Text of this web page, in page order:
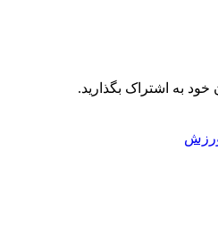
به اشتراک بگذارید.